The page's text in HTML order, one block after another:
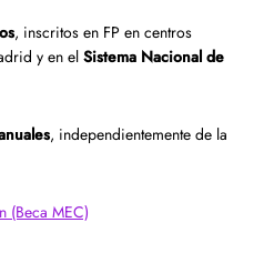
, inscritos en FP en centros
y en el Sistema Nacional de
, independientemente de la
(Beca MEC)